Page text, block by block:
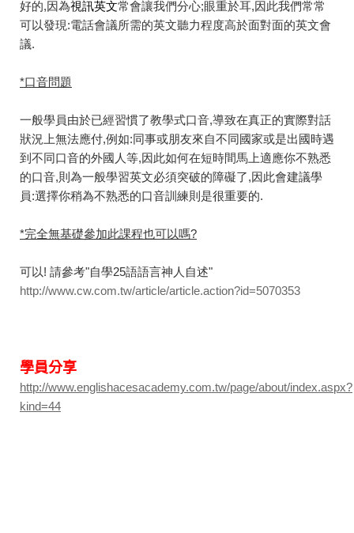
好的,因為視訊英文常會讓我們分心;眼重於耳,因此我們常常
可以發現:電話會議所需的英文聽力程度高於面對面的英文會
議.
*口音問題
一般學員由於已經習慣了教學式口音,導致在真正的實際對話
狀況上無法應付,例如:同事或朋友來自不同國家或是出國時遇
到不同口音的外國人等,因此如何在短時間馬上適應你不熟悉
的口音,則為一般學習英文必須突破的障礙了,因此會建議學
員:選擇你稍為不熟悉的口音訓練則是很重要的.
*完全無基礎參加此課程也可以嗎?
可以! 請參考"自學25語語言神人自述"
http://www.cw.com.tw/article/article.action?id=5070353
學員分享
http://www.englishacesacademy.com.tw/page/about/index.aspx?
kind=44